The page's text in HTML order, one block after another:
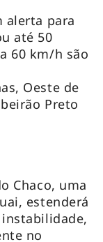
alerta para
até 50
60 km/h são
Oeste de
Preto
Chaco, uma
estenderá
no